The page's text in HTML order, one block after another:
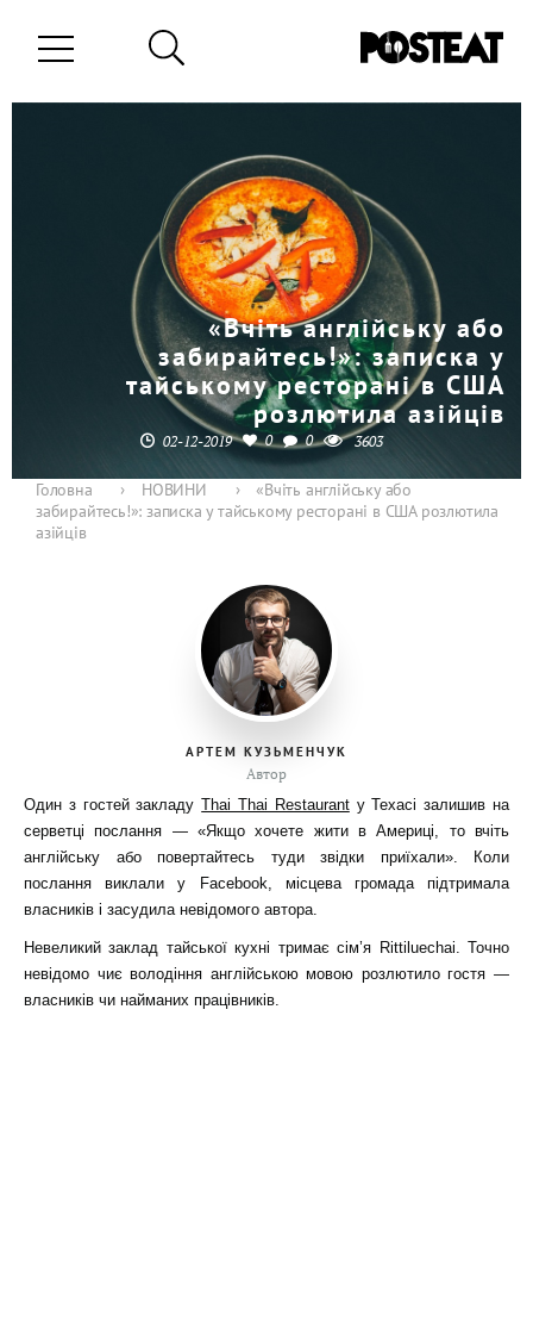
«Вчіть англійську або
забирайтесь!»: записка у
тайському ресторані в США
розлютила азійців
02-12-2019 0 0 3603
Головна › НОВИНИ ›
«Вчіть англійську або
забирайтесь!»: записка у тайському ресторані в США розлютила
азійців
АРТЕМ КУЗЬМЕНЧУК
Автор
Один з гостей закладуThai Thai Restaurantу Техасі залишив на
серветці послання — «Якщо хочете жити в Америці, то вчіть
англійську або повертайтесь туди звідки приїхали». Коли
послання виклали у Facebook, місцева громада підтримала
власників і засудила невідомого автора.
Невеликий заклад тайської кухні тримає сім’я Rittiluechai. Точно
невідомо чиє володіння англійською мовою розлютило гостя —
власників чи найманих працівників.